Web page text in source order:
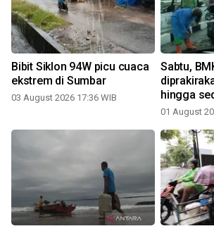
Bibit Siklon 94W picu cuaca
ekstrem di Sumbar
03 August 2026 17:36 WIB
Sabtu,
hingga
01 August